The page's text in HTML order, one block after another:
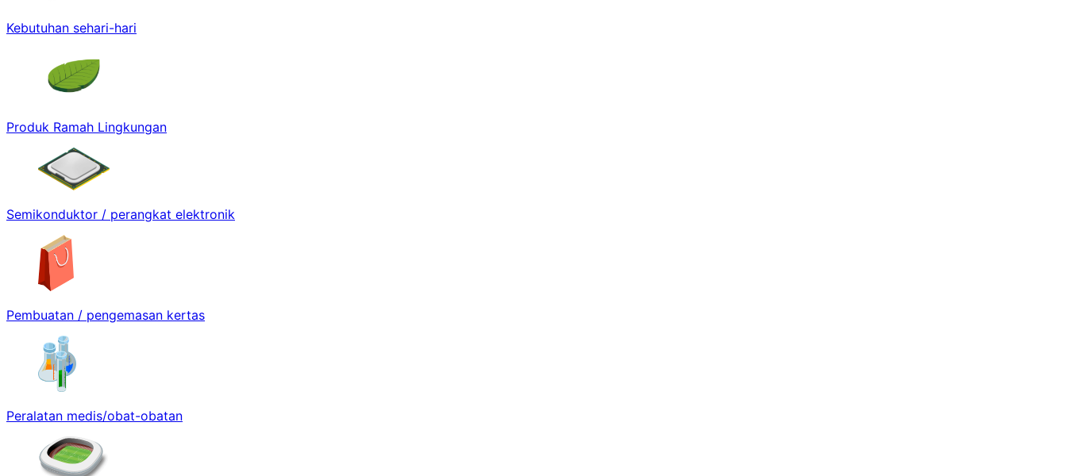
Kebutuhan sehari-hari
Produk Ramah Lingkungan
Semikonduktor / perangkat elektronik
Pembuatan / pengemasan kertas
Peralatan medis/obat-obatan